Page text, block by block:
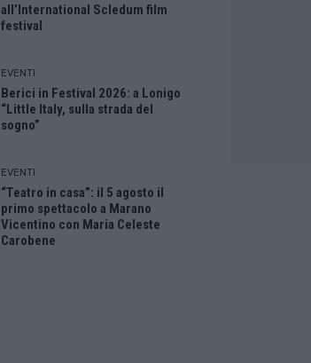
all’International Scledum film
festival
EVENTI
Berici in Festival 2026: a Lonigo
“Little Italy, sulla strada del
sogno”
EVENTI
“Teatro in casa”: il 5 agosto il
primo spettacolo a Marano
Vicentino con Maria Celeste
Carobene